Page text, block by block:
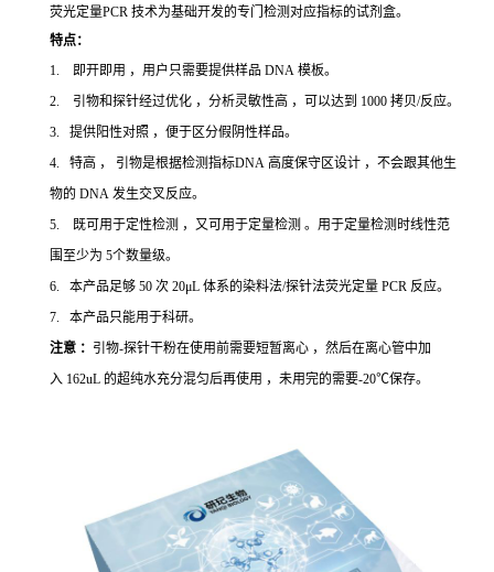
荧光定量PCR 技术为基础开发的专门检测对应指标的试剂盒。
特点：
1. 即开即用 ，用户只需要提供样品 DNA 模板。
2. 引物和探针经过优化 ，分析灵敏性高 ，可以达到 1000 拷贝/反应。
3. 提供阳性对照 ，便于区分假阴性样品。
4. 特高 ， 引物是根据检测指标DNA 高度保守区设计 ，不会跟其他生
物的 DNA 发生交叉反应。
5. 既可用于定性检测 ，又可用于定量检测 。用于定量检测时线性范
围至少为 5个数量级。
6. 本产品足够 50 次 20μL 体系的染料法/探针法荧光定量 PCR 反应。
7. 本产品只能用于科研。
注意 ： 引物-探针干粉在使用前需要短暂离心 ，然后在离心管中加
入 162uL 的超纯水充分混匀后再使用 ，未用完的需要-20℃保存。